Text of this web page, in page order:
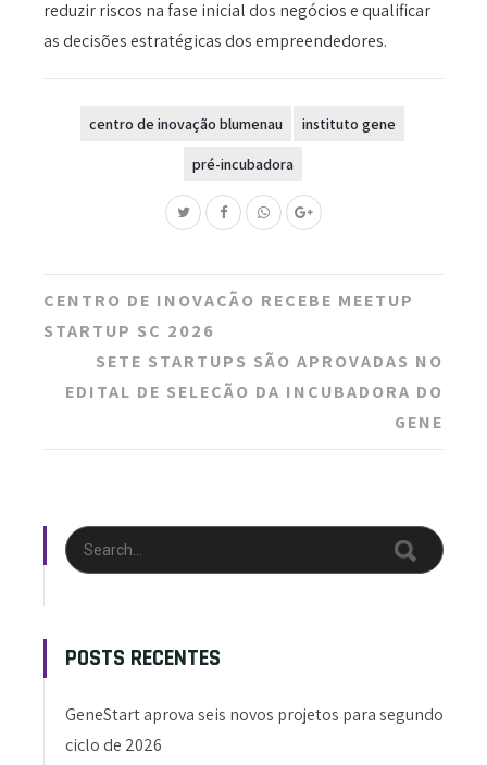
reduzir riscos na fase inicial dos negócios e qualificar
as decisões estratégicas dos empreendedores.
centro de inovação blumenau instituto gene
pré-incubadora
Post
navigation
CENTRO DE INOVAÇÃO RECEBE MEETUP
STARTUP SC 2026
SETE STARTUPS SÃO APROVADAS NO
EDITAL DE SELEÇÃO DA INCUBADORA DO
GENE
POSTS RECENTES
GeneStart aprova seis novos projetos para segundo
ciclo de 2026